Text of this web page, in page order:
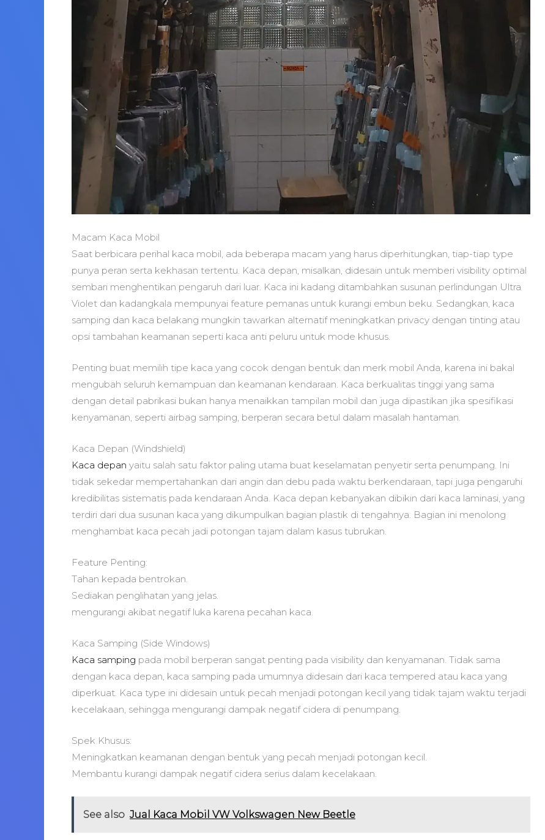
Macam Kaca Mobil
Saat berbicara perihal kaca mobil, ada beberapa macam yang harus diperhitungkan, tiap-tiap type
punya peran serta kekhasan tertentu. Kaca depan, misalkan, didesain untuk memberi visibility optimal
sembari menghentikan pengaruh dari luar. Kaca ini kadang ditambahkan susunan perlindungan Ultra
Violet dan kadangkala mempunyai feature pemanas untuk kurangi embun beku. Sedangkan, kaca
samping dan kaca belakang mungkin tawarkan alternatif meningkatkan privacy dengan tinting atau
opsi tambahan keamanan seperti kaca anti peluru untuk mode khusus.
Penting buat memilih tipe kaca yang cocok dengan bentuk dan merk mobil Anda, karena ini bakal
mengubah seluruh kemampuan dan keamanan kendaraan. Kaca berkualitas tinggi yang sama
dengan detail pabrikasi bukan hanya menaikkan tampilan mobil dan juga dipastikan jika spesifikasi
kenyamanan, seperti airbag samping, berperan secara betul dalam masalah hantaman.
Kaca Depan (Windshield)
Kaca depan yaitu salah satu faktor paling utama buat keselamatan penyetir serta penumpang. Ini
tidak sekedar mempertahankan dari angin dan debu pada waktu berkendaraan, tapi juga pengaruhi
kredibilitas sistematis pada kendaraan Anda. Kaca depan kebanyakan dibikin dari kaca laminasi, yang
terdiri dari dua susunan kaca yang dikumpulkan bagian plastik di tengahnya. Bagian ini menolong
menghambat kaca pecah jadi potongan tajam dalam kasus tubrukan.
Feature Penting:
Tahan kepada bentrokan.
Sediakan penglihatan yang jelas.
mengurangi akibat negatif luka karena pecahan kaca.
Kaca Samping (Side Windows)
Kaca samping pada mobil berperan sangat penting pada visibility dan kenyamanan. Tidak sama
dengan kaca depan, kaca samping pada umumnya didesain dari kaca tempered atau kaca yang
diperkuat. Kaca type ini didesain untuk pecah menjadi potongan kecil yang tidak tajam waktu terjadi
kecelakaan, sehingga mengurangi dampak negatif cidera di penumpang.
Spek Khusus:
Meningkatkan keamanan dengan bentuk yang pecah menjadi potongan kecil.
Membantu kurangi dampak negatif cidera serius dalam kecelakaan.
See also Jual Kaca Mobil VW Volkswagen New Beetle